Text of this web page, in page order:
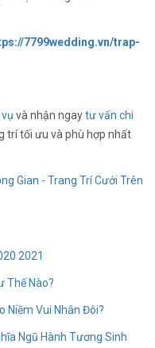
7799wedding.vn/trap-
và nhận ngaytư vấn chi
trí tối ưu và phù hợp nhất
Gian - Trang Trí Cưới Trên
2021
Thế Nào?
Niềm Vui Nhân Đôi?
Ngũ Hành Tương Sinh